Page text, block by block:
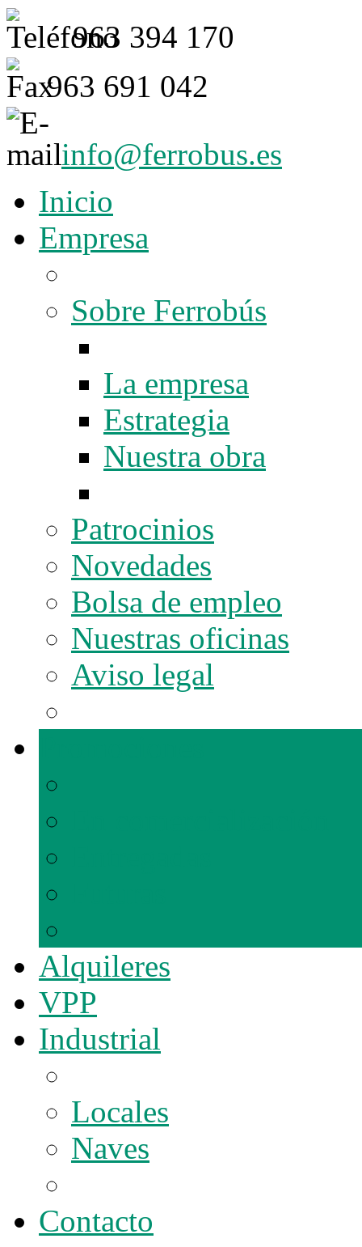
963 394 170
963 691 042
info@ferrobus.es
Inicio
Empresa
Sobre Ferrobús
La empresa
Estrategia
Nuestra obra
Patrocinios
Novedades
Bolsa de empleo
Nuestras oficinas
Aviso legal
Alquileres
VPP
Industrial
Locales
Naves
Contacto